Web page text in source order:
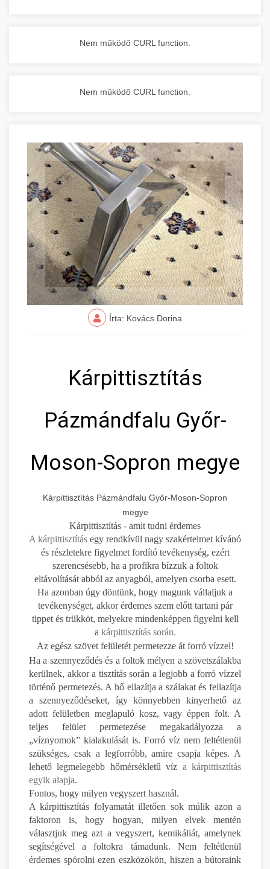
Nem működő CURL function.
Nem működő CURL function.
Írta: Kovács Dorina
Kárpittisztítás
Pázmándfalu Győr-
Moson-Sopron megye
Kárpittisztítás Pázmándfalu Győr-Moson-Sopron
megye
Kárpittisztítás - amit tudni érdemes
A kárpittisztítás egy rendkívül nagy szakértelmet kívánó
és részletekre figyelmet fordító tevékenység, ezért
szerencsésebb, ha a profikra bízzuk a foltok
eltávolítását abból az anyagból, amelyen csorba esett.
Ha azonban úgy döntünk, hogy magunk vállaljuk a
tevékenységet, akkor érdemes szem előtt tartani pár
tippet és trükköt, melyekre mindenképpen figyelni kell
a kárpittisztítás során.
Az egész szövet felületét permetezze át forró vízzel!
Ha a szennyeződés és a foltok mélyen a szövetszálakba
kerülnek, akkor a tisztítás során a legjobb a forró vízzel
történő permetezés. A hő ellazítja a szálakat és fellazítja
a szennyeződéseket, így könnyebben kinyerhető az
adott felületben meglapuló kosz, vagy éppen folt. A
teljes felület permetezése megakadályozza a
„víznyomok” kialakulását is. Forró víz nem feltétlenül
szükséges, csak a legforróbb, amire csapja képes. A
lehető legmelegebb hőmérsékletű víz a kárpittisztítás
egyik alapja.
Fontos, hogy milyen vegyszert használ.
A kárpittisztítás folyamatát illetően sok múlik azon a
faktoron is, hogy hogyan, milyen elvek mentén
választjuk meg azt a vegyszert, kemikáliát, amelynek
segítségével a foltokra támadunk. Nem feltétlenül
érdemes spórolni ezen eszközökön, hiszen a bútoraink